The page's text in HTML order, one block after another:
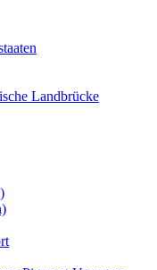
Landbrücke